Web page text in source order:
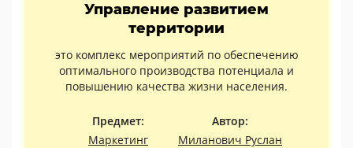
Управление развитием
территории
это комплекс мероприятий по обеспечению
оптимального производства потенциала и
повышению качества жизни населения.
Предмет:
Маркетинг
Автор:
Миланович Руслан